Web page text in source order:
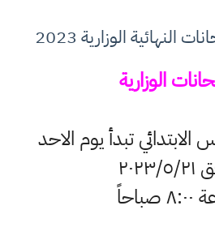
النهائية الوزارية 2023
الوزارية
تبدأ يوم الاحد
٢١